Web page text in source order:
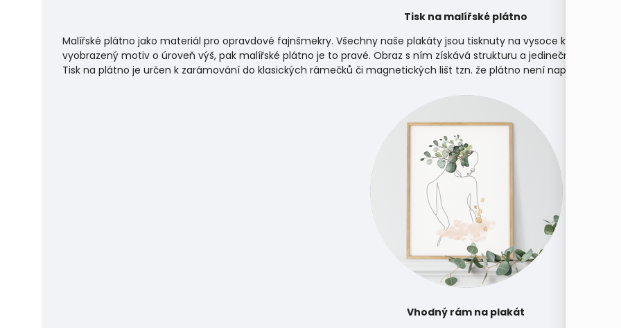
Tisk na malířské plátno
Malířské plátno jako materiál pro opravdové fajnšmekry. Všechny naše plakáty jsou tisknuty na vysoce kvalitní
vyobrazený motiv o úroveň výš, pak malířské plátno je to pravé. Obraz s ním získává strukturu a jedinečnou
Tisk na plátno je určen k zarámování do klasických rámečků či magnetických lišt tzn. že plátno není napnuto na
Vhodný rám na plakát